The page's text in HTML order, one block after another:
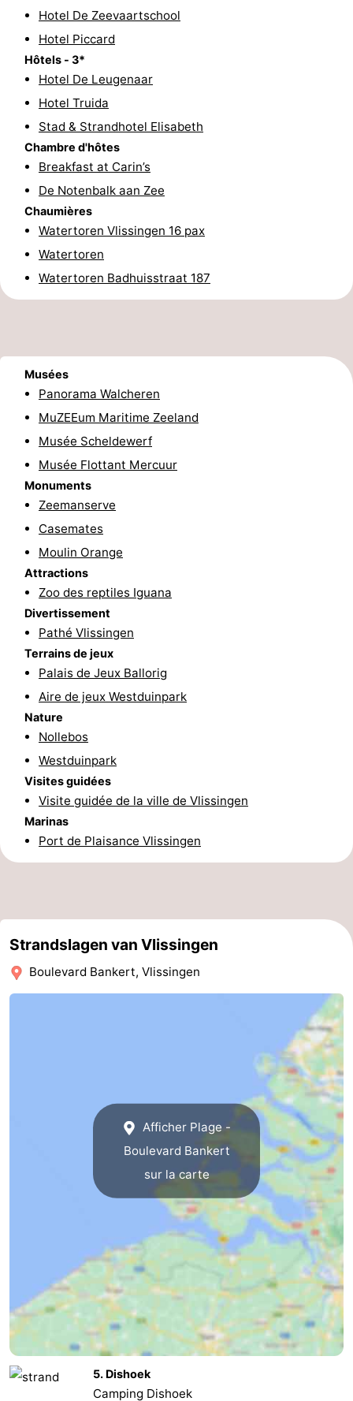
intérieures
bien-
être
villes
Nature
Visites
guidées
Sports
Piscines
Faire
vélo
Randonnée
Équitation
Terrains
-
Sportive
Equitation
Conduite
l'anneau
Boire
manger
Événements
Pratiques
Forum
Ferry
Stationnement
Adresses
Zeeland
Schouwen-
Duiveland
Renesse
Brouwershaven
-
Nature
-
Mantelingen
Westkapelle
Zoutelande
-
Nature
-
Hotel De Zeevaartschool
Hotel Piccard
Hôtels - 3*
Hotel De Leugenaar
Hotel Truida
Stad & Strandhotel Elisabeth
Chambre d'hôtes
Breakfast at Carin’s
De Notenbalk aan Zee
Chaumières
Watertoren Vlissingen 16 pax
Watertoren
Watertoren Badhuisstraat 187
Musées
Panorama Walcheren
MuZEEum Maritime Zeeland
Musée Scheldewerf
Musée Flottant Mercuur
Monuments
Zeemanserve
Casemates
Moulin Orange
Attractions
Zoo des reptiles Iguana
Divertissement
Pathé Vlissingen
Terrains de jeux
Palais de Jeux Ballorig
Aire de jeux Westduinpark
Nature
Nollebos
Westduinpark
Visites guidées
Visite guidée de la ville de Vlissingen
Marinas
Port de Plaisance Vlissingen
Strandslagen van Vlissingen
Boulevard Bankert, Vlissingen
Afficher Plage -
Boulevard Bankert
sur la carte
5. Dishoek
Camping Dishoek